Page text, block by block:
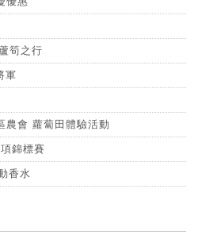
筍之行
軍
會 蘿蔔田體驗活動
錦標賽
香水